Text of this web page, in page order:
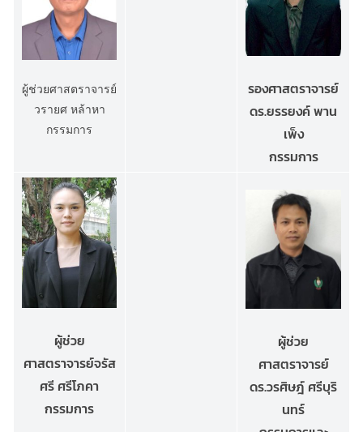
ผู้ช่วยศาสตราจารย์
วรายศ หล้าหา
กรรมการ
รองศาสตราจารย์
ดร.ยรรยงค์ พาน
เพ็ง
กรรมการ
ผู้ช่วย
ศาสตราจารย์จรัส
ศรี ศรีโภคา
กรรมการ
ผู้ช่วย
ศาสตราจารย์
ดร.วรศิษฎ์ ศรีบุริ
นทร์